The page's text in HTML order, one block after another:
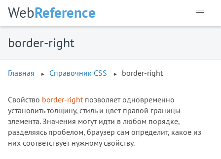
WebReference
border-right
Главная Справочник CSS border-right
Свойство border-right позволяет одновременно
установить толщину, стиль и цвет правой границы
элемента. Значения могут идти в любом порядке,
разделяясь пробелом, браузер сам определит, какое из
них соответствует нужному свойству.
:hover
:in-range
:indeterminate
:lang()
:last-of-type
:link
:local-link